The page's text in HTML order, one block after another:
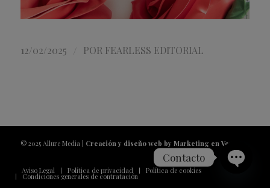
12/02/2025 POR FEARLESS EDITORIAL
© 2025 Allure Media | Creación y diseño web by Marketing en Vena
Aviso Legal Política de privacidad Política de cookies
Condiciones generales de contratación
Contacto